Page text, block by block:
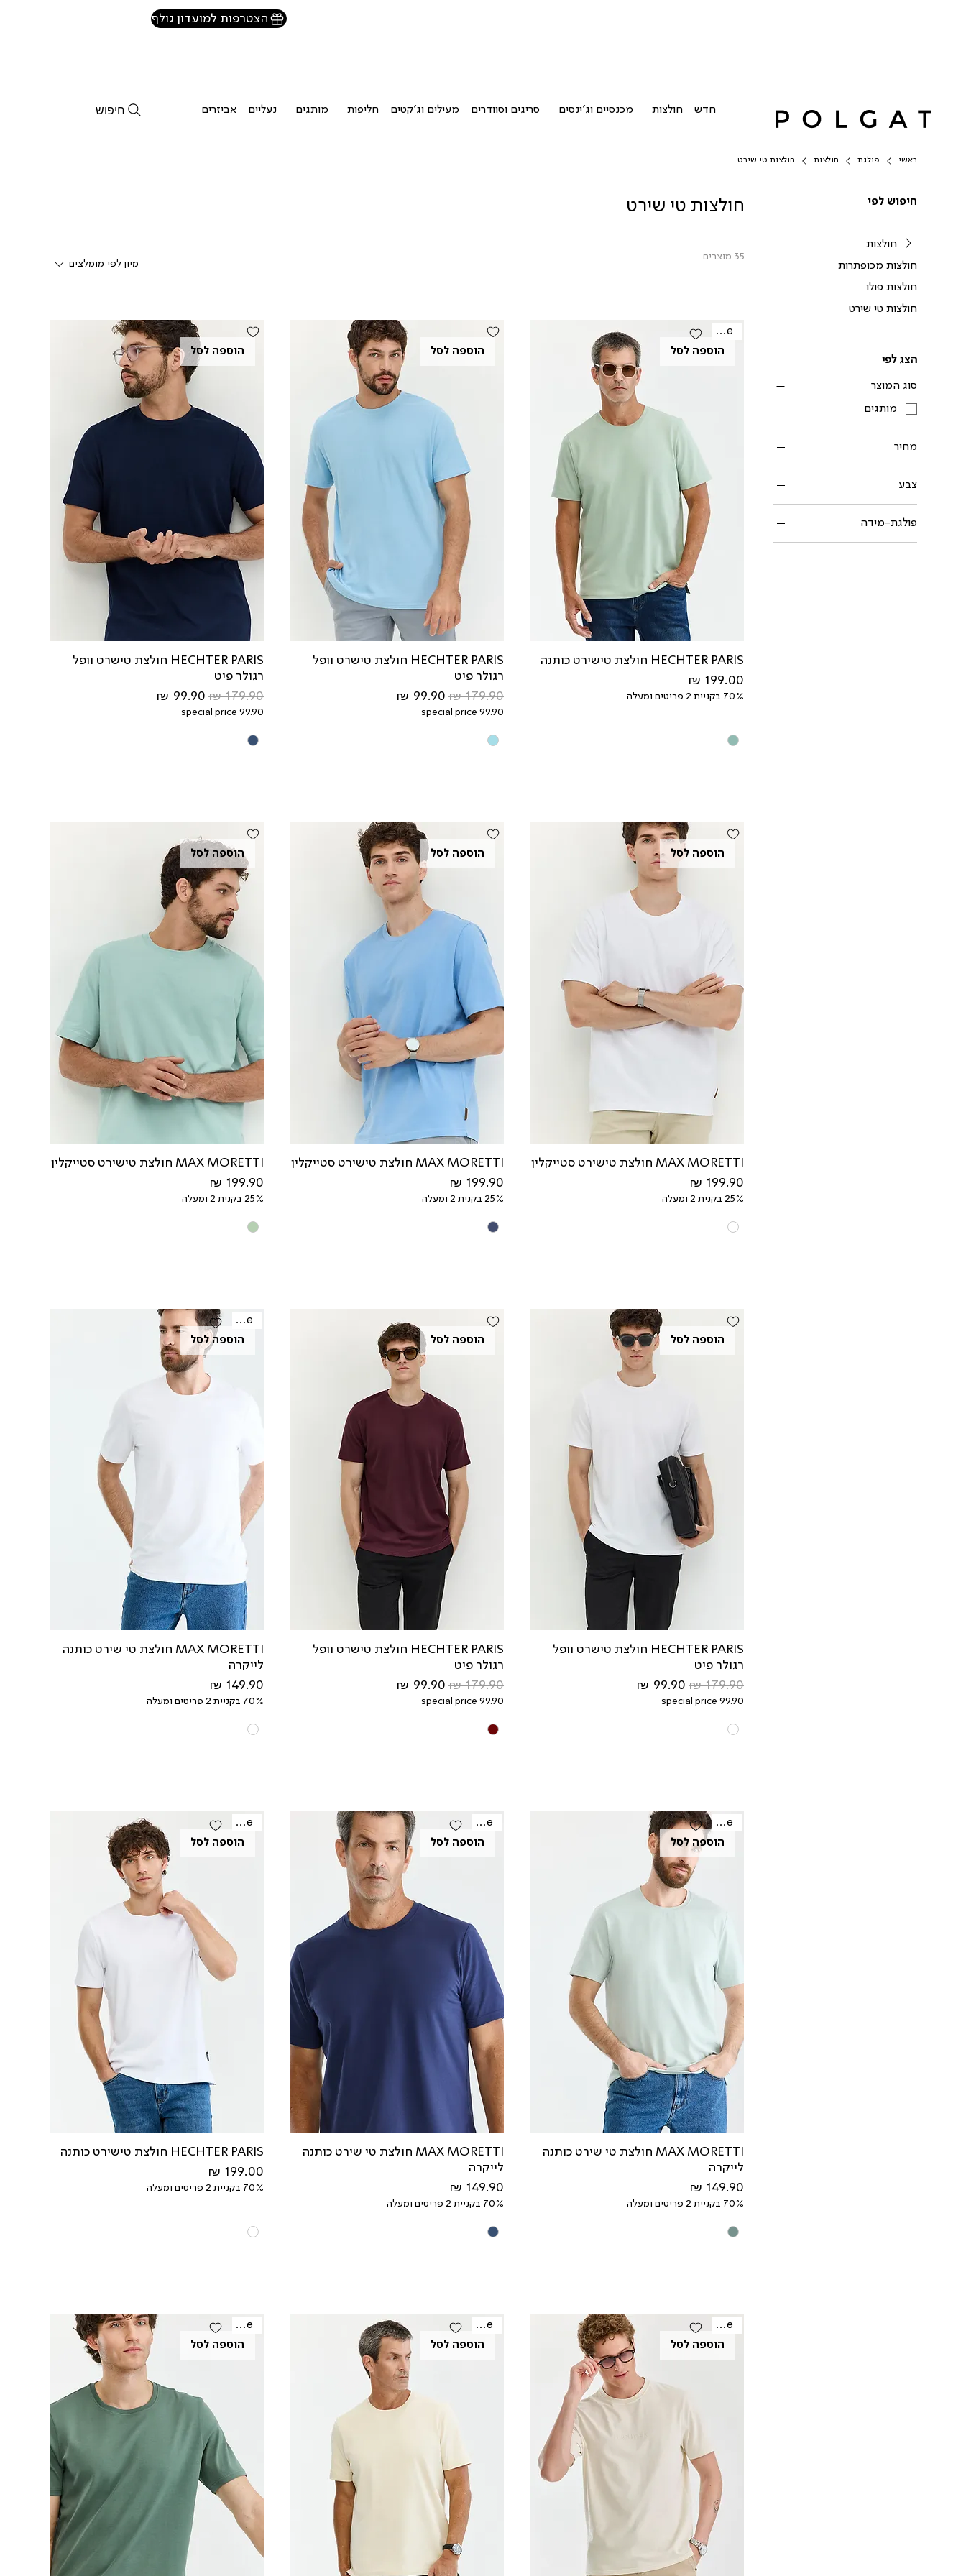
חדש חולצות מכנסיים וג'ינסים סריגים וסוודרים מעילים וג'קטים חליפות מותגים נעליים אביזרים חיפוש
הצטרפות למועדון גולף
ראשי פולגת חולצות חולצות טי שירט
חיפוש לפי
חולצות
חולצות מכופתרות
חולצות פולו
חולצות טי שירט
הצג לפי
סוג המוצר
מותגים
מחיר
צבע
פולגת-מידה
L
חולצות טי שירט
35 מוצרים
מיון לפי מומלצים
הוספה לסל
Sale
HECHTER PARIS חולצת טישירט כותנה
מחיר
70% בקניית 2 פריטים ומעלה
הוספה לסל
HECHTER PARIS חולצת טישרט וופל
רגולר פיט
מחיר רגיל
מחיר מבצע
special price 99.90
הוספה לסל
HECHTER PARIS חולצת טישרט וופל
רגולר פיט
מחיר רגיל
מחיר מבצע
special price 99.90
הוספה לסל
MAX MORETTI חולצת טישירט סטייקלין
מחיר
25% בקנית 2 ומעלה
הוספה לסל
MAX MORETTI חולצת טישירט סטייקלין
מחיר
25% בקנית 2 ומעלה
הוספה לסל
MAX MORETTI חולצת טישירט סטייקלין
מחיר
25% בקנית 2 ומעלה
הוספה לסל
HECHTER PARIS חולצת טישרט וופל
רגולר פיט
מחיר רגיל
מחיר מבצע
special price 99.90
הוספה לסל
HECHTER PARIS חולצת טישרט וופל
רגולר פיט
מחיר רגיל
מחיר מבצע
special price 99.90
הוספה לסל
Sale
MAX MORETTI חולצת טי שירט כותנה
לייקרה
מחיר
70% בקניית 2 פריטים ומעלה
הוספה לסל
Sale
MAX MORETTI חולצת טי שירט כותנה
לייקרה
מחיר
70% בקניית 2 פריטים ומעלה
הוספה לסל
Sale
MAX MORETTI חולצת טי שירט כותנה
לייקרה
מחיר
70% בקניית 2 פריטים ומעלה
הוספה לסל
Sale
HECHTER PARIS חולצת טישירט כותנה
מחיר
70% בקניית 2 פריטים ומעלה
הוספה לסל
Sale
הוספה לסל
Sale
הוספה לסל
Sale